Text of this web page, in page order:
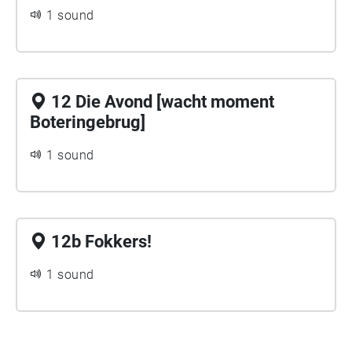
1 sound
12 Die Avond [wacht moment
Boteringebrug]
1 sound
12b Fokkers!
1 sound